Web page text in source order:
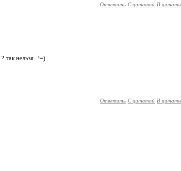
Ответить С цитатой В
так нельзя...!=)
Ответить С цитатой В